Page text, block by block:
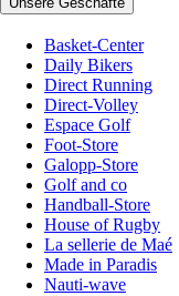
Basket-Center
Daily Bikers
Direct Running
Direct-Volley
Espace Golf
Foot-Store
Galopp-Store
Golf and co
Handball-Store
House of Rugby
La sellerie de Maé
Made in Paradis
Nauti-wave